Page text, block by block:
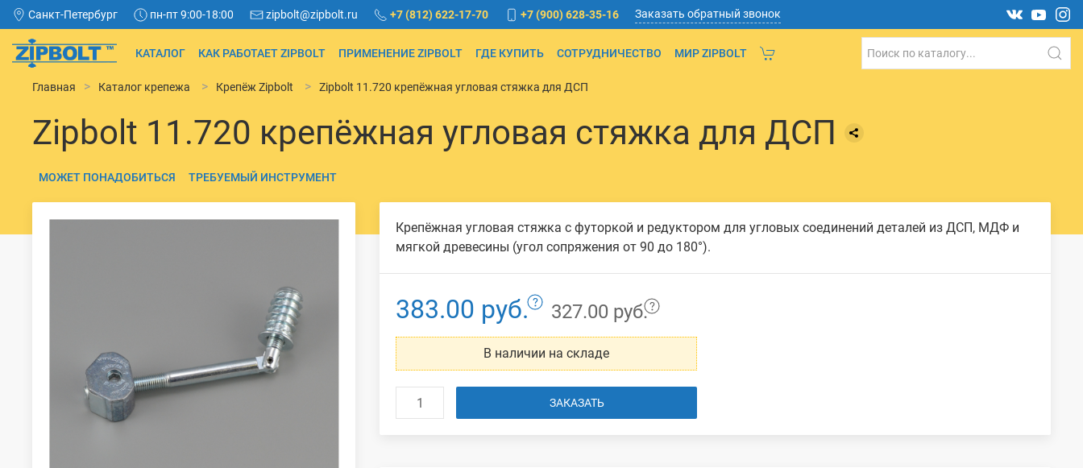
Санкт-Петербург пн-пт 9:00-18:00 zipbolt@zipbolt.ru +7 (812) 622-17-70 +7 (900) 628-35-16 Заказать обратный звонок
КАТАЛОГ КАК РАБОТАЕТ ZIPBOLT ПРИМЕНЕНИЕ ZIPBOLT ГДЕ КУПИТЬ СОТРУДНИЧЕСТВО МИР ZIPBOLT
Главная Каталог крепежа Крепёж Zipbolt Zipbolt 11.720 крепёжная угловая стяжка для ДСП
Zipbolt 11.720 крепёжная угловая стяжка для ДСП
МОЖЕТ ПОНАДОБИТЬСЯ ТРЕБУЕМЫЙ ИНСТРУМЕНТ
Крепёжная угловая стяжка с футоркой и редуктором для угловых соединений деталей из ДСП, МДФ и
мягкой древесины (угол сопряжения от 90 до 180°).
383.00 руб. 327.00 руб.
В наличии на складе
ЗАКАЗАТЬ